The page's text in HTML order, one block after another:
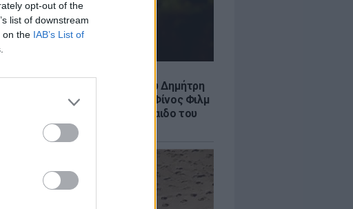
opt-out of the
list of downstream
on the IAB’s List of
22 χρόνια από τον θάνατο του Δημήτρη
Παπαμιχαήλ: Η ανάρτηση της Φίνος Φιλμ
για το «γοητευτικό λεβεντόπαιδο του
ελληνικού σινεμά»